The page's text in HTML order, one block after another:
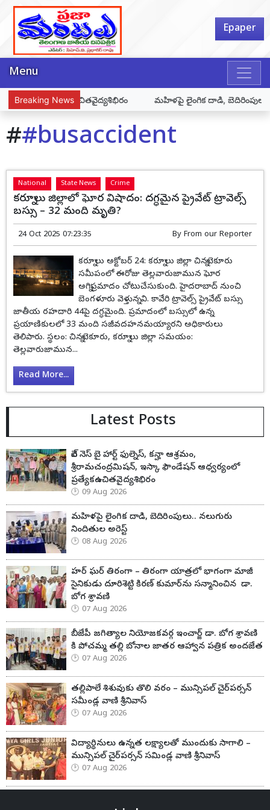
Epaper
Menu
Breaking News
ప్రత్యేకఉచితవైద్యశిభిరం మహిళపై లైంగిక దాడి, బెదిరింపులు..
##busaccident
National State News Crime
కర్నూలు జిల్లాలో ఘోర విషాదం: దగ్ధమైన ప్రైవేట్ ట్రావెల్స్
బస్సు – 32 మంది మృతి?
24 Oct 2025 07:23:35 By From our Reporter
కర్నూలు అక్టోబర్ 24: కర్నూలు జిల్లా చిన్నటెకూరు
సమీపంలో ఈరోజు తెల్లవారుజామున ఘోర
అగ్నిప్రమాదం చోటుచేసుకుంది. హైదరాబాద్‌ నుంచి
బెంగళూరు వెళ్తున్న వి. కావేరి ట్రావెల్స్ ప్రైవేట్ బస్సు
జాతీయ రహదారి 44పై దగ్ధమైంది. ప్రమాదంలో బస్సులో ఉన్న
ప్రయాణికులలో 33 మంది సజీవదహనమయ్యారని అధికారులు
తెలిపారు. స్థలం: చిన్నటెకూరు, కర్నూలు జిల్లా సమయం:
తెల్లవారుజామున...
Read More...
Latest Posts
వెల్ నెస్ బై హార్ట్ ఫుల్నెస్, కన్హా ఆశ్రమం,
శ్రీరామచంద్రమిషన్, ఇస్కా ఫౌండేషన్ ఆధ్వర్యంలో
ప్రత్యేకఉచితవైద్యశిభిరం
09 Aug 2026
మహిళపై లైంగిక దాడి, బెదిరింపులు.. నలుగురు
నిందితుల అరెస్ట్
08 Aug 2026
హర్ ఘర్ తిరంగా – తిరంగా యాత్రలో భాగంగా మాజీ
సైనికుడు దూరిశెట్టి కిరణ్ కుమార్‌ను సన్మానించిన డా.
బోగ శ్రావణి
07 Aug 2026
బీజేపీ జగిత్యాల నియోజకవర్గ ఇంచార్జ్ డా. బోగ శ్రావణి
కి పోచమ్మ తల్లి బోనాల జాతర ఆహ్వాన పత్రిక అందజేత
07 Aug 2026
తల్లిపాలే శిశువుకు తొలి వరం – మున్సిపల్ చైర్‌పర్సన్
సమీండ్ల వాణి శ్రీనివాస్
07 Aug 2026
విద్యార్థినులు ఉన్నత లక్ష్యాలతో ముందుకు సాగాలి –
మున్సిపల్ చైర్‌పర్సన్ సమిండ్ల వాణి శ్రీనివాస్
07 Aug 2026